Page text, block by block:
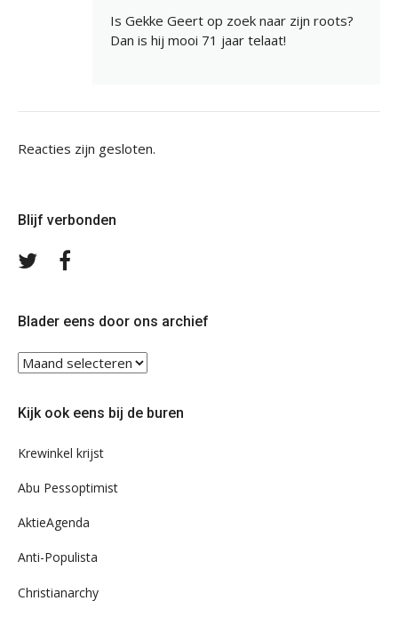
Is Gekke Geert op zoek naar zijn roots?
Dan is hij mooi 71 jaar telaat!
Reacties zijn gesloten.
Blijf verbonden
Volg
Blader eens door ons archief
Blader
eens
ons
Kijk ook eens bij de buren
Krewinkel krijst
Abu Pessoptimist
AktieAgenda
Anti-Populista
Christianarchy